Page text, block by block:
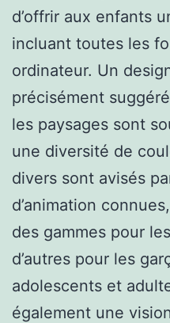
d’offrir aux enfants
incluant toutes les
ordinateur. Un
précisément
les paysages sont
une diversité de
divers sont avisés
d’animation
des gammes pour
d’autres pour les
adolescents et
également une